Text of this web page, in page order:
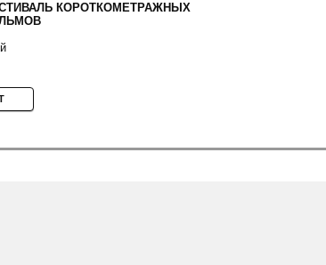
КОРОТКОМЕТРАЖНЫХ